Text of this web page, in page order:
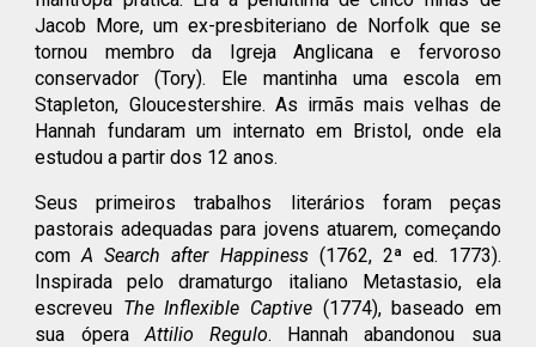
Jacob More, um ex-presbiteriano de Norfolk que se
tornou membro da Igreja Anglicana e fervoroso
conservador (Tory). Ele mantinha uma escola em
Stapleton, Gloucestershire. As irmãs mais velhas de
Hannah fundaram um internato em Bristol, onde ela
estudou a partir dos 12 anos.
Seus primeiros trabalhos literários foram peças
pastorais adequadas para jovens atuarem, começando
comA Search after Happiness(1762, 2ª ed. 1773).
Inspirada pelo dramaturgo italiano Metastasio, ela
escreveu The Inflexible Captive (1774), baseado em
sua óperaAttilio Regulo. Hannah abandonou sua